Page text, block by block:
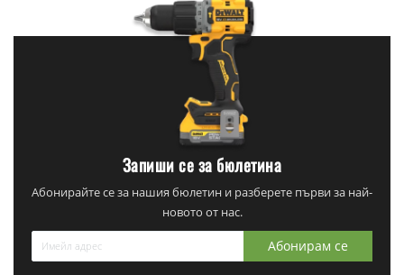
Запиши се за бюлетина
Абонирайте се за нашия бюлетин и разберете първи за най-
новото от нас.
Абонирам се